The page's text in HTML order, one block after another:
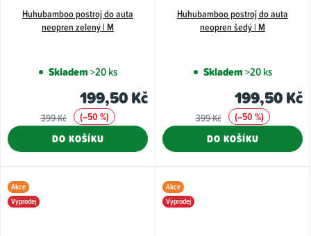
Huhubamboo postroj do auta
neopren zelený | M
Skladem>20 ks
199,50 Kč
399 Kč
(–50 %)
DO KOŠÍKU
Huhubamboo postroj do auta
neopren šedý | M
Skladem>20 ks
199,50 Kč
399 Kč
(–50 %)
DO KOŠÍKU
Akce
Výprodej
Akce
Výprodej